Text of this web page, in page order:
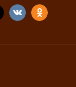
VKONTAKTE